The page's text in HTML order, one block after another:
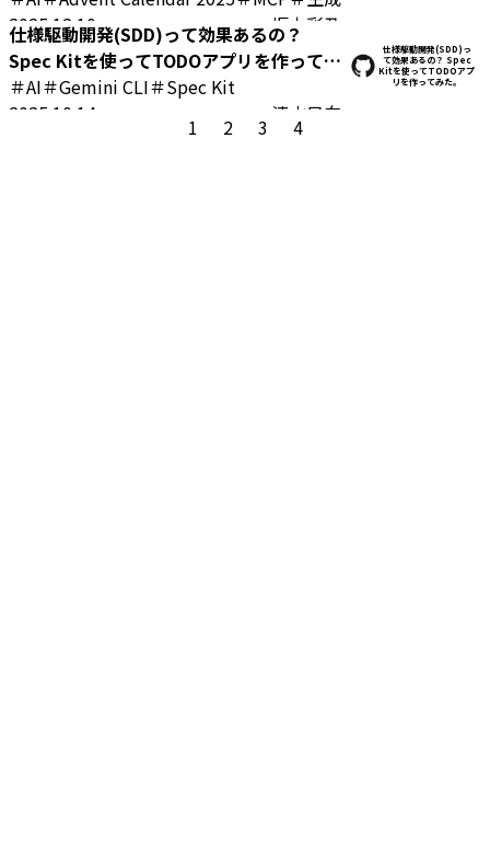
2025.12.10
坂本彩乃
仕様駆動開発(SDD)って効果あるの？
Spec Kitを使ってTODOアプリを作ってみ
た。
＃AI＃Gemini CLI＃Spec Kit
2025.10.14
清水日向
仕様駆動開発(SDD)っ
て効果あるの？ Spec
Kitを使ってTODOアプ
リを作ってみた。
1 2 3 4